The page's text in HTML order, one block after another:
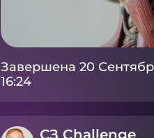
Завершена 20
16:24
СЗ Challenge